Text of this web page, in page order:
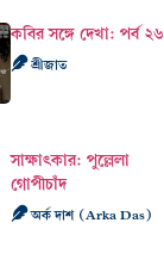
কবির সঙ্গে দেখা: পর্ব ২৬
শ্রীজাত
সাক্ষাৎকার: পুল্লেলা
গোপীচাঁদ
অর্ক দাশ (Arka Das)